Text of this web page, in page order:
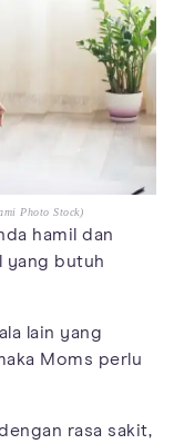
Photo Stock)
hamil dan
yang butuh
lain yang
Moms perlu
rasa sakit,